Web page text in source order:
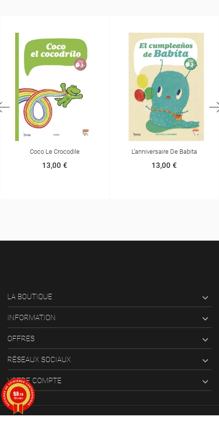
L’anniversaire De Babita Federico, Un Viaje
LA BOUTIQUE 
INFORMATION 
OFFRES 
RÉSEAUX SOCIAUX 
VOTRE COMPTE 
9.8/10
126 notas